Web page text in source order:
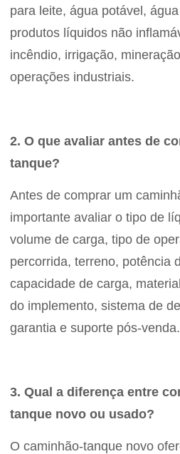
para leite, água potável,
produtos líquidos não
incêndio, irrigação,
operações industriais.
2. O que avaliar antes de
tanque?
Antes de comprar um
importante avaliar o tipo de
volume de carga, tipo de
percorrida, terreno, potência
capacidade de carga,
do implemento, sistema de
garantia e suporte pós-venda.
3. Qual a diferença entre
tanque novo ou usado?
O caminhão-tanque novo